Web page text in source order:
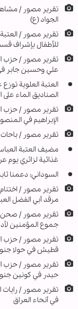
تقرير مصور /
الجواد (ع)
تقریر مصور /
للأطفال بإشراف
تقریر مصور / حزب
علي وحسين جابر
العتبة العلوية
الصناديق الماء
تقریر مصور / حزب
الإبراهيم في
تقرير مصور /
غذائية لزائري يوم
السوداني: دعمنا
تقرير مصور / اختتام
مرقد أبي الفضل
تقریر مصور / صحن
جموع المؤمنين
تقریر مصور / حزب
قطيش في حولا
تقرير مصور / حزب
حيدر في كونين
تقرير مصور / رايات
في أنحاء العراق